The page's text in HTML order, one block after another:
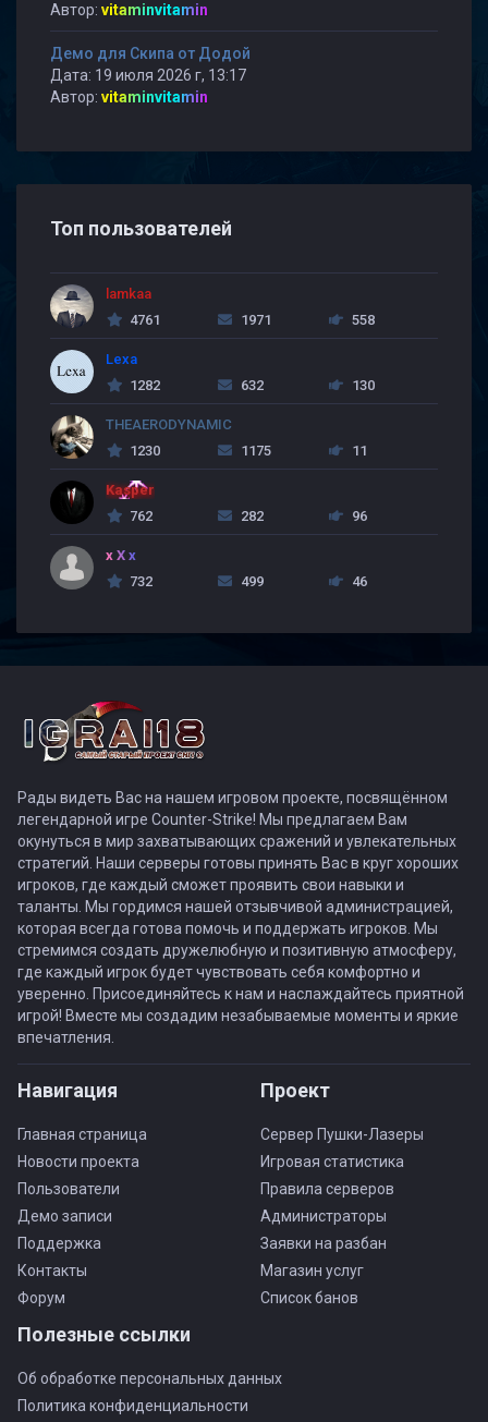
Автор: vitaminvitamin
Демо для Скипа от Додой
Дата: 19 июля 2026 г, 13:17
Автор: vitaminvitamin
Топ пользователей
lamkaa
4761
1971 558
Lexa
1282
632 130
THEAERODYNAMIC
1230
1175 11
Kasper
762
282 96
x X x
732
499 46
Рады видеть Вас на нашем игровом проекте, посвящённом
легендарной игре Counter-Strike! Мы предлагаем Вам
окунуться в мир захватывающих сражений и увлекательных
стратегий. Наши серверы готовы принять Вас в круг хороших
игроков, где каждый сможет проявить свои навыки и
таланты. Мы гордимся нашей отзывчивой администрацией,
которая всегда готова помочь и поддержать игроков. Мы
стремимся создать дружелюбную и позитивную атмосферу,
где каждый игрок будет чувствовать себя комфортно и
уверенно. Присоединяйтесь к нам и наслаждайтесь приятной
игрой! Вместе мы создадим незабываемые моменты и яркие
впечатления.
Навигация
Главная страница
Новости проекта
Пользователи
Демо записи
Поддержка
Контакты
Форум
Проект
Сервер Пушки-Лазеры
Игровая статистика
Правила серверов
Администраторы
Заявки на разбан
Магазин услуг
Список банов
Полезные ссылки
Об обработке персональных данных
Политика конфиденциальности